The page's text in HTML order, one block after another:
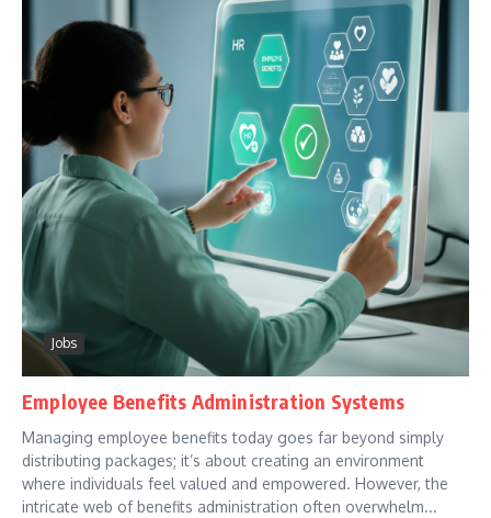
Jobs
Employee Benefits Administration Systems
Managing employee benefits today goes far beyond simply
distributing packages; it’s about creating an environment
where individuals feel valued and empowered. However, the
intricate web of benefits administration often overwhelm...